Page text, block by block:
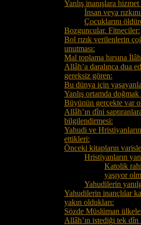
Yanlış inanışlara
İnsan veya
Çocuklarını
Bozguncular. Fitneciler:
Bol rızık verilenlerin
unutması:
Mal toplama hırsına
Allâh’a daralınca dua
gereksiz gören:
Bu dünya için
Yanlış ortamda doğmak
Büyünün gerçekte var
Allâh’ın dîni
bilgilendirmesi:
Yahudi ve
ettikleri:
Önceki kitapların
Hristiyanların
Katolik
yaşıyor
Yahudilerin
Yahudilerin inançlılar
yakın oldukları:
Sözde Müslüman
Allâh’ın istediği tek dîn